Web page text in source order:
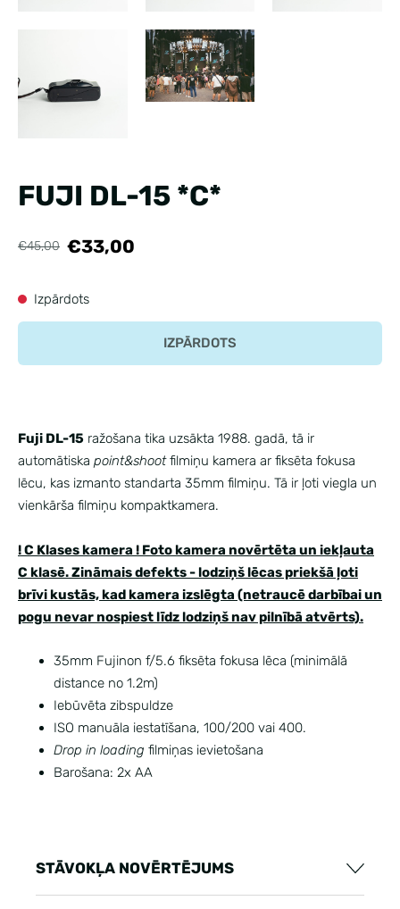
FUJI DL-15 *C*
€45,00 €33,00
Izpārdots
IZPĀRDOTS
Fuji DL-15 ražošana tika uzsākta 1988. gadā, tā ir
automātiska point&shootfilmiņu kamera ar fiksēta fokusa
lēcu, kas izmanto standarta 35mm filmiņu. Tā ir ļoti viegla un
vienkārša filmiņu kompaktkamera.
! C Klases kamera ! Foto kamera novērtēta un iekļauta
C klasē. Zināmais defekts - lodziņš lēcas priekšā ļoti
brīvi kustās, kad kamera izslēgta (netraucē darbībai un
pogu nevar nospiest līdz lodziņš nav pilnībā atvērts).
35mm Fujinon f/5.6 fiksēta fokusa lēca (minimālā
distance no 1.2m)
Iebūvēta zibspuldze
ISO manuāla iestatīšana, 100/200 vai 400.
Drop in loading filmiņas ievietošana
Barošana: 2x AA
STĀVOKĻA NOVĒRTĒJUMS